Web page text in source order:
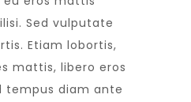
Sed vulputate
Etiam lobortis,
mattis, libero eros
tempus diam ante